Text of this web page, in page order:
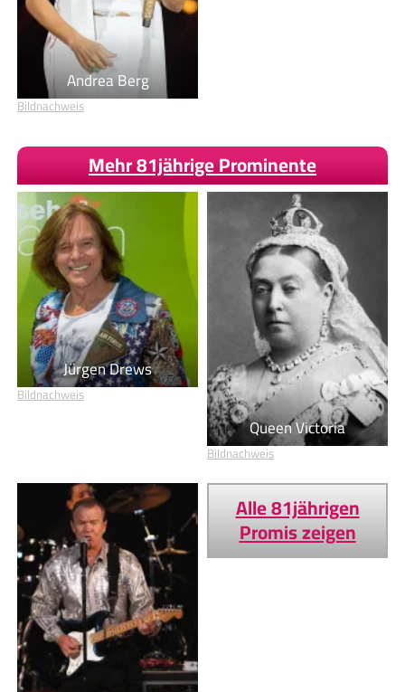
Andrea Berg
Bildnachweis
Mehr 81jährige Prominente
Jürgen Drews
Bildnachweis
Queen Victoria
Bildnachweis
Alle 81jährigen
Promis zeigen